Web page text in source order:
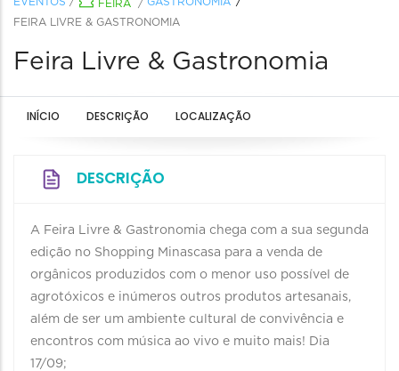
FEIRA /
FEIRA LIVRE & GASTRONOMIA
Feira Livre & Gastronomia
INÍCIO DESCRIÇÃO LOCALIZAÇÃO
DESCRIÇÃO
A Feira Livre & Gastronomia chega com a sua segunda
edição no Shopping Minascasa para a venda de
orgânicos produzidos com o menor uso possível de
agrotóxicos e inúmeros outros produtos artesanais,
além de ser um ambiente cultural de convivência e
encontros com música ao vivo e muito mais! Dia
17/09;